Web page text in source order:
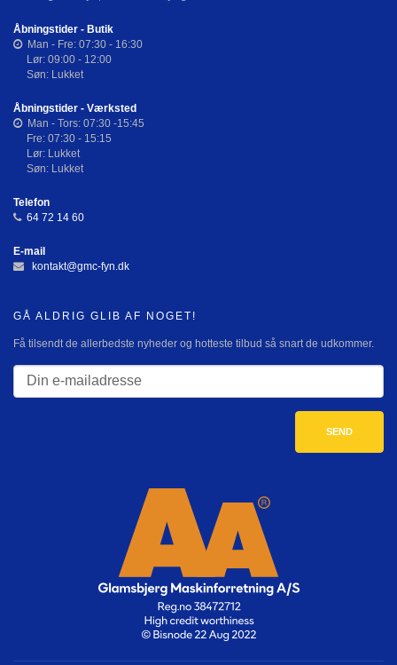
Åbningstider - Butik
Man - Fre: 07:30 - 16:30
Lør: 09:00 - 12:00
Søn: Lukket
Åbningstider - Værksted
Man - Tors: 07:30 -15:45
Fre: 07:30 - 15:15
Lør: Lukket
Søn: Lukket
Telefon
64 72 14 60
E-mail
kontakt@gmc-fyn.dk
GÅ ALDRIG GLIB AF NOGET!
Få tilsendt de allerbedste nyheder og hotteste tilbud så snart de udkommer.